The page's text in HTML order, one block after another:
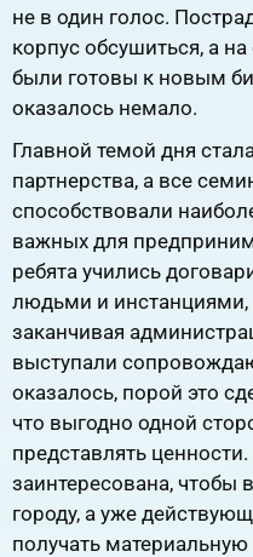
не в один голос.
корпус обсушиться, а
были готовы к новым
оказалось немало.
Главной темой дня
партнерства, а все
способствовали
важных для
ребята учились
людьми и инстанциями,
заканчивая
выступали
оказалось, порой это
что выгодно одной
представлять
заинтересована, чтобы
городу, а уже
получать